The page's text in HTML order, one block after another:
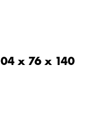
x 76 x 140